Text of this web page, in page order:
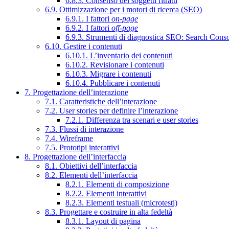
6.9. Ottimizzazione per i motori di ricerca (SEO)
6.9.1. I fattori on-page
6.9.2. I fattori off-page
6.9.3. Strumenti di diagnostica SEO: Search
6.10. Gestire i contenuti
6.10.1. L’inventario dei contenuti
6.10.2. Revisionare i contenuti
6.10.3. Migrare i contenuti
6.10.4. Pubblicare i contenuti
7. Progettazione dell’interazione
7.1. Caratteristiche dell’interazione
7.2. User stories per definire l’interazione
7.2.1. Differenza tra scenari e user stories
7.3. Flussi di interazione
7.4. Wireframe
7.5. Prototipi interattivi
8. Progettazione dell’interfaccia
8.1. Obiettivi dell’interfaccia
8.2. Elementi dell’interfaccia
8.2.1. Elementi di composizione
8.2.2. Elementi interattivi
8.2.3. Elementi testuali (microtesti)
8.3. Progettare e costruire in alta fedeltà
8.3.1. Layout di pagina